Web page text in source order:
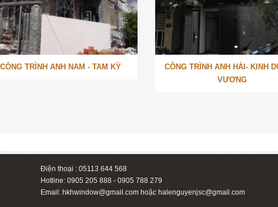
CÔNG TRÌNH ANH NAM - TAM KỲ
CÔNG TRÌNH ANH HẢI- KINH
VƯƠNG
Điện thoại : 05113 644 568
Hotline: 0905 205 888 - 0905 788 279
Email: hkhwindow@gmail.com hoặc halenguyenjsc@gmail.com